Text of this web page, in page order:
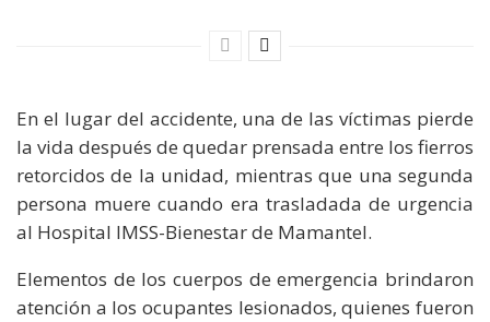
En el lugar del accidente, una de las víctimas pierde
la vida después de quedar prensada entre los fierros
retorcidos de la unidad, mientras que una segunda
persona muere cuando era trasladada de urgencia
al Hospital IMSS-Bienestar de Mamantel.
Elementos de los cuerpos de emergencia brindaron
atención a los ocupantes lesionados, quienes fueron